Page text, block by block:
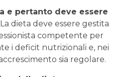
e pertanto deve essere
La dieta deve essere gestita
competente per
i deficit nutrizionali e, nei
sia regolare.